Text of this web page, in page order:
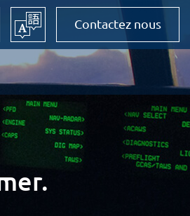
Contactez nous